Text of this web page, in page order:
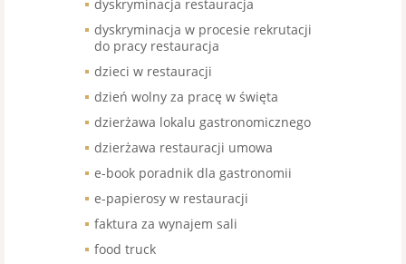
dyskryminacja restauracja
dyskryminacja w procesie rekrutacji
do pracy restauracja
dzieci w restauracji
dzień wolny za pracę w święta
dzierżawa lokalu gastronomicznego
dzierżawa restauracji umowa
e-book poradnik dla gastronomii
e-papierosy w restauracji
faktura za wynajem sali
food truck